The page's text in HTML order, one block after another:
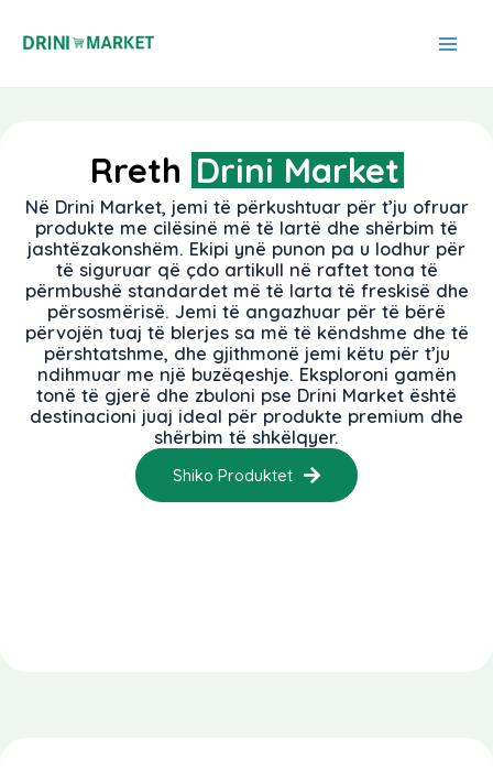
Rreth Drini Market
Në Drini Market, jemi të përkushtuar për t’ju ofruar
produkte me cilësinë më të lartë dhe shërbim të
jashtëzakonshëm. Ekipi ynë punon pa u lodhur për
të siguruar që çdo artikull në raftet tona të
përmbushë standardet më të larta të freskisë dhe
përsosmërisë. Jemi të angazhuar për të bërë
përvojën tuaj të blerjes sa më të këndshme dhe të
përshtatshme, dhe gjithmonë jemi këtu për t’ju
ndihmuar me një buzëqeshje. Eksploroni gamën
tonë të gjerë dhe zbuloni pse Drini Market është
destinacioni juaj ideal për produkte premium dhe
shërbim të shkëlqyer.
Shiko Produktet